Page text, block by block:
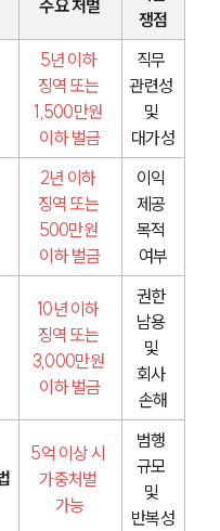
주요 처벌
쟁점
5년 이하
징역 또는
1,500만원
이하 벌금
직무
관련성
및
대가성
2년 이하
징역 또는
500만원
이하 벌금
이익
제공
목적
여부
10년 이하
징역 또는
3,000만원
이하 벌금
권한
남용
및
회사
손해
5억 이상 시
가중처벌
가능
범행
규모
및
반복성